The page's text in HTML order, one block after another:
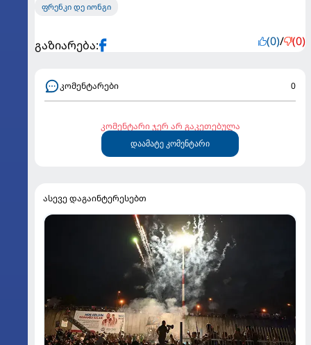
ფრენკი დე იონგი
გაზიარება: (0)/ (0)
კომენტარები 0
კომენტარი ჯერ არ გაკეთებულა
დაამატე კომენტარი
ასევე დაგაინტერესებთ